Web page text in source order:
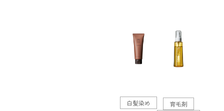
白髪染め
育毛剤